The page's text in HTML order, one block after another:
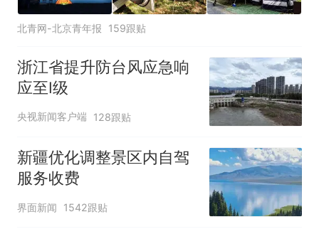
北青网-北京青年报 159跟贴
浙江省提升防台风应急响
应至Ⅰ级
央视新闻客户端 128跟贴
新疆优化调整景区内自驾
服务收费
界面新闻 1542跟贴